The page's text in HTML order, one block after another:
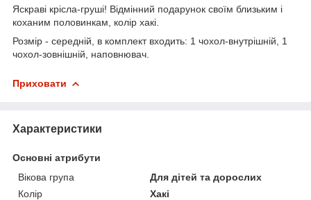
Яскраві крісла-груші! Відмінний подарунок своїм близьким і
коханим половинкам, колір хакі.
Розмір - середній, в комплект входить: 1 чохол-внутрішній, 1
чохол-зовнішній, наповнювач.
Приховати
Характеристики
Основні атрибути
Вікова група
Для дітей та дорослих
Колір
Хакі